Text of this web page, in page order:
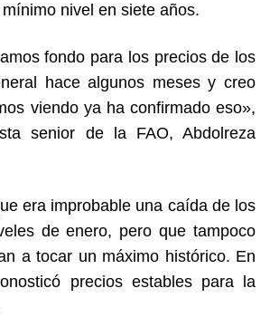
nivel en siete años.
fondo para los precios de los
hace algunos meses y creo
viendo ya ha confirmado eso»,
senior de la FAO, Abdolreza
era improbable una caída de los
de enero, pero que tampoco
a tocar un máximo histórico. En
precios estables para la